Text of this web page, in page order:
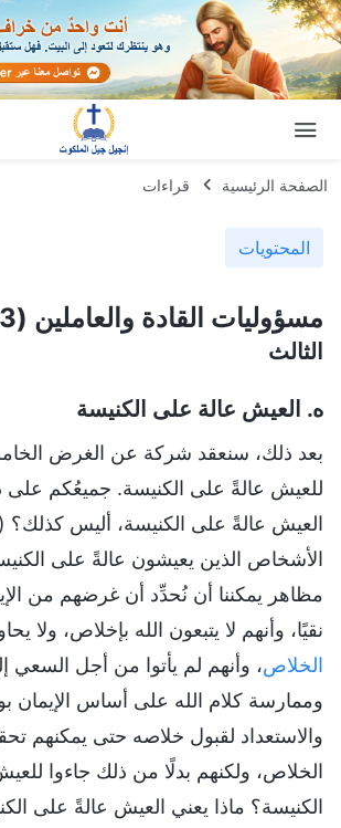
الصفحة الرئيسية قراءات
المحتويات
مسؤوليات القادة والعاملين (23)
الثالث
ه. العيش عالة على الكنيسة
بعد ذلك، سنعقد شركة عن الغرض
للعيش عالةً على الكنيسة. جميعُكم على
العيش عالةً على الكنيسة، أليس كذلك؟
الأشخاص الذين يعيشون عالةً على
مظاهر يمكننا أن نُحدِّد أن غرضهم من
نقيًا، وأنهم لا يتبعون الله بإخلاص، ولا
الخلاص، وأنهم لم يأتوا من أجل السعي
وممارسة كلام الله على أساس الإيمان
والاستعداد لقبول خلاصه حتى يمكنهم
الخلاص، ولكنهم بدلًا من ذلك جاءوا
الكنيسة؟ ماذا يعني العيش عالةً على